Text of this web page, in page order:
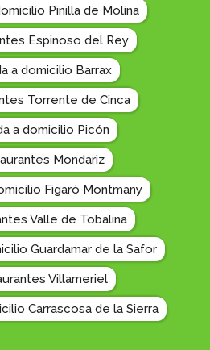
Pinilla de Molina
Espinoso del Rey
a domicilio Barrax
Torrente de Cinca
a domicilio Picón
Mondariz
Figaró Montmany
Valle de Tobalina
Guardamar de la Safor
Villameriel
Carrascosa de la Sierra